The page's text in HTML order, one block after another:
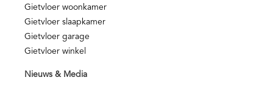
Gietvloer woonkamer
Gietvloer slaapkamer
Gietvloer garage
Gietvloer winkel
Nieuws & Media